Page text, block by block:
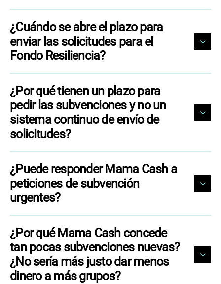
¿Cuándo se abre el plazo para
enviar las solicitudes para el
Fondo Resiliencia?
¿Por qué tienen un plazo para
pedir las subvenciones y no un
sistema continuo de envío de
solicitudes?
¿Puede responder Mama Cash a
peticiones de subvención
urgentes?
¿Por qué Mama Cash concede
tan pocas subvenciones nuevas?
¿No sería más justo dar menos
dinero a más grupos?